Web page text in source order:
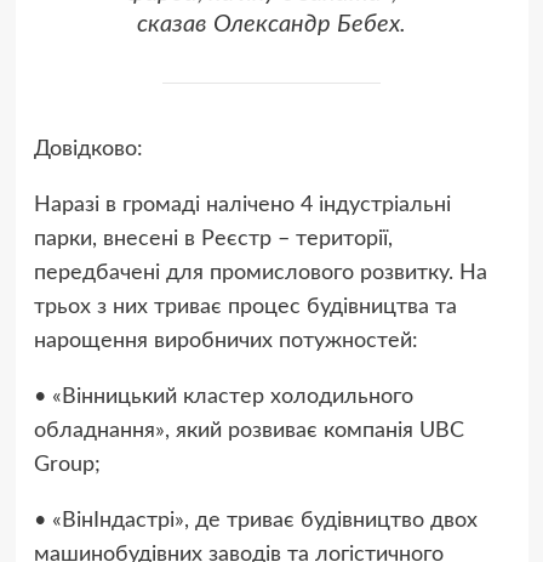
сказав Олександр Бебех.
Довідково:
Наразі в громаді налічено 4 індустріальні
парки, внесені в Реєстр – території,
передбачені для промислового розвитку. На
трьох з них триває процес будівництва та
нарощення виробничих потужностей:
• «Вінницький кластер холодильного
обладнання», який розвиває компанія UBC
Group;
• «ВінІндастрі», де триває будівництво двох
машинобудівних заводів та логістичного